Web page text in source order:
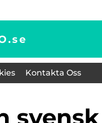
se
Kontakta Oss